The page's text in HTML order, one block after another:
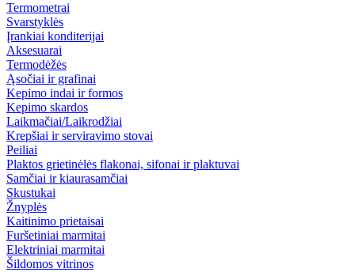
Termometrai
Svarstyklės
Įrankiai konditerijai
Aksesuarai
Termodėžės
Ąsočiai ir grafinai
Kepimo indai ir formos
Kepimo skardos
Laikmačiai/Laikrodžiai
Krepšiai ir serviravimo stovai
Peiliai
Plaktos grietinėlės flakonai, sifonai ir plaktuvai
Samčiai ir kiaurasamčiai
Skustukai
Žnyplės
Kaitinimo prietaisai
Furšetiniai marmitai
Elektriniai marmitai
Šildomos vitrinos